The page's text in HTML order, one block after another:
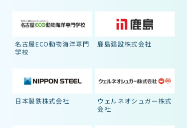
名古屋ECO動物海洋専門
学校
鹿島建設株式会社
日本製鉄株式会社
ウェルネオシュガー株式
会社